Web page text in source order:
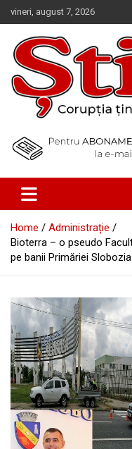
Skip
to
content
vineri, august 7, 2026
Ziarul Știrea
Home
Administrație
Bioterra – o pseudo
pe banii Primăriei Slobozia